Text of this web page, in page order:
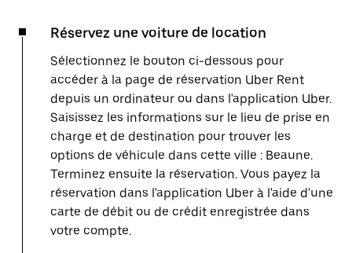
Réservez une voiture de location
Sélectionnez le bouton ci-dessous pour
accéder à la page de réservation Uber Rent
depuis un ordinateur ou dans l'application Uber.
Saisissez les informations sur le lieu de prise en
charge et de destination pour trouver les
options de véhicule dans cette ville : Beaune.
Terminez ensuite la réservation. Vous payez la
réservation dans l'application Uber à l'aide d'une
carte de débit ou de crédit enregistrée dans
votre compte.